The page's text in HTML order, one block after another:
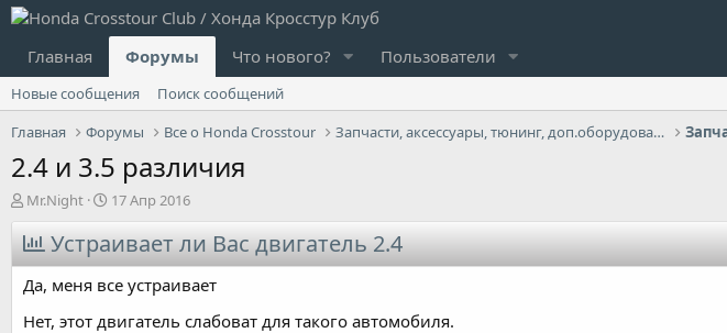
Главная Форумы Что нового? Пользователи
Новые сообщения
Поиск сообщений
Главная
Форумы Все о Honda Crosstour Запчасти, аксессуары, тюнинг, доп.оборудование
2.4 и 3.5 различия
А
в
т
о
р
т
е
Mr.Night
Д
а
т
а
н
а
ч
17 Апр 2016
Устраивает ли Вас двигатель 2.4
Да, меня все устраивает
Нет, этот двигатель слабоват для такого автомобиля.